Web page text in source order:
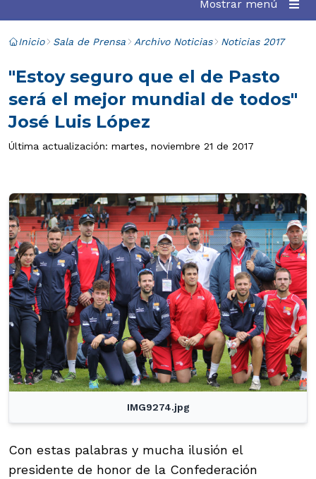
Mostrar menú
Inicio Sala de Prensa Archivo Noticias Noticias 2017
"Estoy seguro que el de Pasto
será el mejor mundial de todos"
José Luis López
Última actualización: martes, noviembre 21 de 2017
IMG9274.jpg
Con estas palabras y mucha ilusión el
presidente de honor de la Confederación